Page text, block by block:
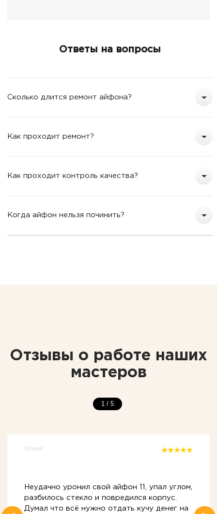
Ответы на вопросы
Сколько длится ремонт айфона?
Как проходит ремонт?
Как проходит контроль качества?
Когда айфон нельзя починить?
Отзывы о работе наших
мастеров
1/ 5
09 мая
Неудачно уронил свой айфон 11, упал углом,
разбилось стекло и повредился корпус.
Думал что всё нужно отдать кучу денег на